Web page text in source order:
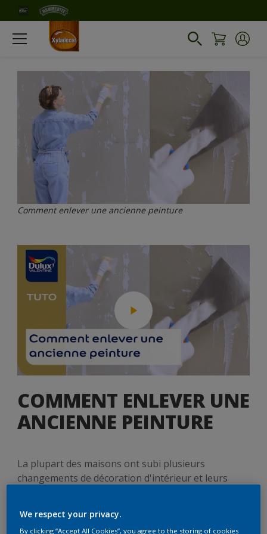
Comment enlever une ancienne peinture
COMMENT ENLEVER UNE
ANCIENNE PEINTURE
La plupart des maisons ont subi plusieurs
changements de décoration d'intérieur et leurs
ces couches de peinture accumulées ? Avant
We respect your privacy.
By clicking “Accept All Cookies”, you agree to the storing of cookies